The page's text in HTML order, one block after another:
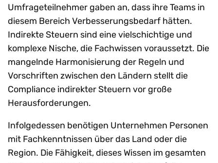
Umfrageteilnehmer gaben an, dass ihre Teams in
diesem Bereich Verbesserungsbedarf hätten.
Indirekte Steuern sind eine vielschichtige und
komplexe Nische, die Fachwissen voraussetzt. Die
mangelnde Harmonisierung der Regeln und
Vorschriften zwischen den Ländern stellt die
Compliance indirekter Steuern vor große
Herausforderungen.
Infolgedessen benötigen Unternehmen Personen
mit Fachkenntnissen über das Land oder die
Region. Die Fähigkeit, dieses Wissen im gesamten